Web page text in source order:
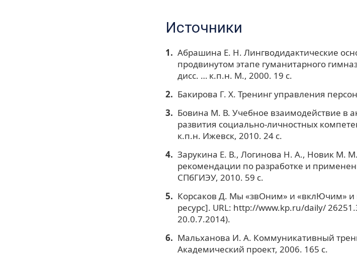
Источники
Абрашина Е. Н. Лингводидактические
продвинутом этапе гуманитарного
дисс. … к.п.н. М., 2000. 19 с.
Бакирова Г. X. Тренинг управления
Бовина М. В. Учебное взаимодействие в
развития социально-личностных
к.п.н. Ижевск, 2010. 24 с.
Зарукина Е. В., Логинова Н. А., Новик М.
рекомендации по разработке и
СПбГИЭУ, 2010. 59 с.
Корсаков Д. Мы «звОним» и «вклЮчим» и
ресурс]. URL: http://www.kp.ru/daily/
20.0.7.2014).
Мальханова И. А. Коммуникативный
Академический проект, 2006. 165 с.